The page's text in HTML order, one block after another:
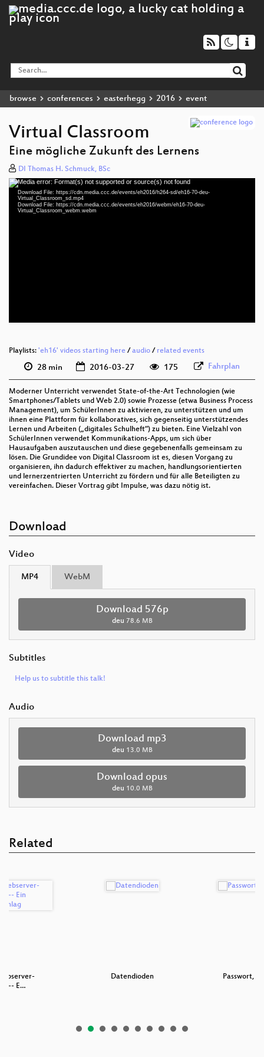
browse conferences easterhegg 2016 event
Virtual Classroom
Eine mögliche Zukunft des Lernens
DI Thomas H. Schmuck, BSc
Video
Player
Media error: Format(s) not supported or source(s) not found
Download File: https://cdn.media.ccc.de/events/eh2016/h264-sd/eh16-70-deu-
Virtual_Classroom_sd.mp4
Download File: https://cdn.media.ccc.de/events/eh2016/webm/eh16-70-deu-
Virtual_Classroom_webm.webm
Playlists: 'eh16' videos starting here /audio / related events
28 min 2016-03-27 175 Fahrplan
Moderner Unterricht verwendet State-of-the-Art Technologien (wie
Smartphones/Tablets und Web 2.0) sowie Prozesse (etwa Business Process
Management), um SchülerInnen zu aktivieren, zu unterstützen und um
ihnen eine Plattform für kollaboratives, sich gegenseitig unterstützendes
Lernen und Arbeiten („digitales Schulheft“) zu bieten. Eine Vielzahl von
SchülerInnen verwendet Kommunikations-Apps, um sich über
Hausaufgaben auszutauschen und diese gegebenenfalls gemeinsam zu
lösen. Die Grundidee von Digital Classroom ist es, diesen Vorgang zu
organisieren, ihn dadurch effektiver zu machen, handlungsorientierten
und lernerzentrierten Unterricht zu fördern und für alle Beteiligten zu
vereinfachen. Dieser Vortrag gibt Impulse, was dazu nötig ist.
Download
Video
MP4 WebM
Download 576p
deu 78.6 MB
Subtitles
Help us to subtitle this talk!
Audio
Download mp3
deu 13.0 MB
Download opus
deu 10.0 MB
Related
-- E…
Datendioden Passwort,